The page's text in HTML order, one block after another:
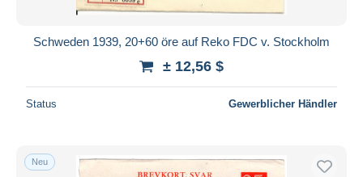
Schweden 1939, 20+60 öre auf Reko FDC v. Stockholm
± 12,56 $
Status Gewerblicher Händler
Neu